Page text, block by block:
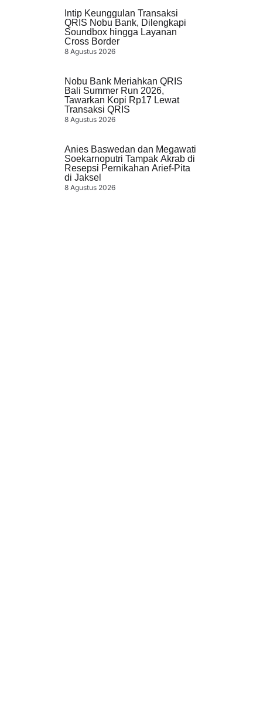
Intip Keunggulan Transaksi
QRIS Nobu Bank, Dilengkapi
Soundbox hingga Layanan
Cross Border
8 Agustus 2026
Nobu Bank Meriahkan QRIS
Bali Summer Run 2026,
Tawarkan Kopi Rp17 Lewat
Transaksi QRIS
8 Agustus 2026
Anies Baswedan dan Megawati
Soekarnoputri Tampak Akrab di
Resepsi Pernikahan Arief-Pita
di Jaksel
8 Agustus 2026